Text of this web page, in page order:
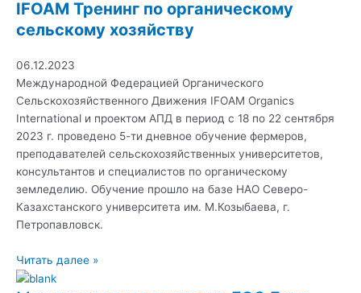
IFOAM Тренинг по органическому
сельскому хозяйству
06.12.2023
Международной Федерацией Органического
Сельскохозяйственного Движения IFOAM Organics
International и проектом АПД в период с 18 по 22 сентября
2023 г. проведено 5-ти дневное обучение фермеров,
преподавателей сельскохозяйственных университетов,
консультантов и специалистов по органическому
земледелию. Обучение прошло на базе НАО Северо-
Казахстанского университета им. М.Козыбаева, г.
Петропавловск.
Читать далее »